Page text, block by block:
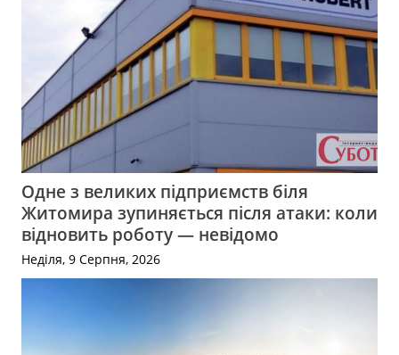
Одне з великих підприємств біля
Житомира зупиняється після атаки: коли
відновить роботу — невідомо
Неділя, 9 Серпня, 2026